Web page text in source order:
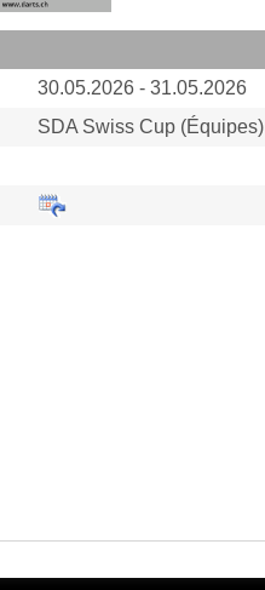
30.05.2026 - 31.05.2026
SDA Swiss Cup (Équipes)